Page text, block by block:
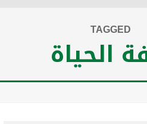
TAGGED
الحياة